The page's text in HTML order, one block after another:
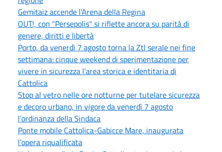
Gemitaiz accende l'Arena della Regina
OUT!, con "Persepolis" si riflette ancora su parità di
genere, diritti e libertà
Porto, da venerdì 7 agosto torna la Ztl serale nei fine
settimana: cinque weekend di sperimentazione per
vivere in sicurezza l'area storica e identitaria di
Cattolica
Stop al vetro nelle ore notturne per tutelare sicurezza
e decoro urbano, in vigore da venerdì 7 agosto
l’ordinanza della Sindaca
Ponte mobile Cattolica-Gabicce Mare, inaugurata
l’opera riqualificata